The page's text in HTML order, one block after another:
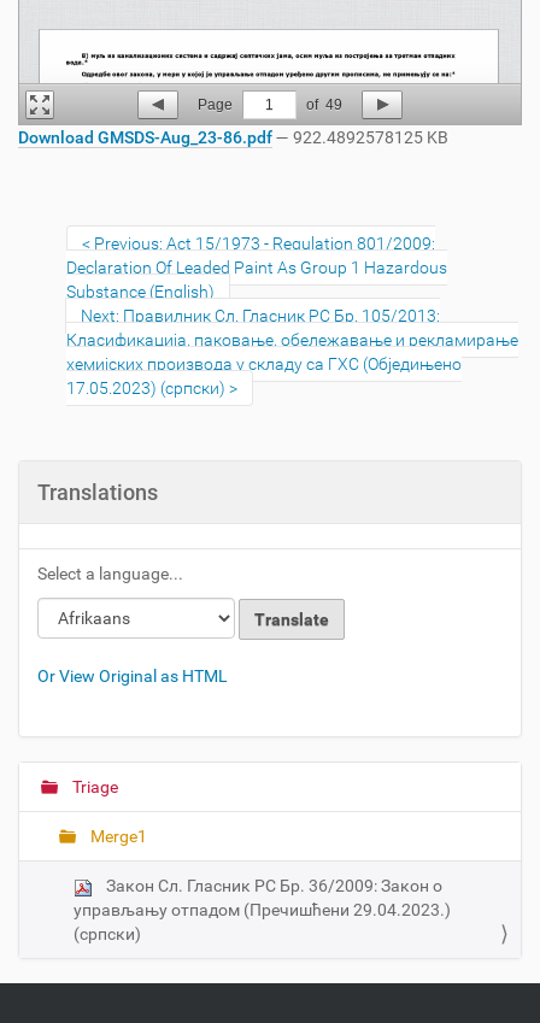
Page 1 of 49
Download GMSDS-Aug_23-86.pdf— 922.4892578125 KB
Previous: Act 15/1973 - Regulation 801/2009:
Declaration Of Leaded Paint As Group 1 Hazardous
Substance (English)
Next: Правилник Сл. Гласник РС Бр. 105/2013:
Класификација, паковање, обележавање и рекламирање
хемијских производа у складу са ГХС (Обједињено
17.05.2023) (српски)
Translations
Select a language...
Or View Original as HTML
N
Triage
Merge1
Закон Сл. Гласник РС Бр. 36/2009: Закон о
управљању отпадом (Пречишћени 29.04.2023.)
(српски)